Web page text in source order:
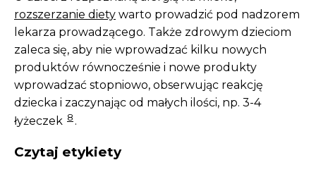
rozszerzanie diety warto prowadzić pod nadzorem
lekarza prowadzącego. Także zdrowym dzieciom
zaleca się, aby nie wprowadzać kilku nowych
produktów równocześnie i nowe produkty
wprowadzać stopniowo, obserwując reakcję
dziecka i zaczynając od małych ilości, np. 3-4
łyżeczek 8 .
Czytaj etykiety